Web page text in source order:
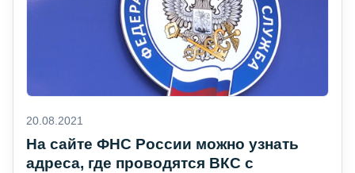
20.08.2021
На сайте ФНС России можно узнать
адреса, где проводятся ВКС с